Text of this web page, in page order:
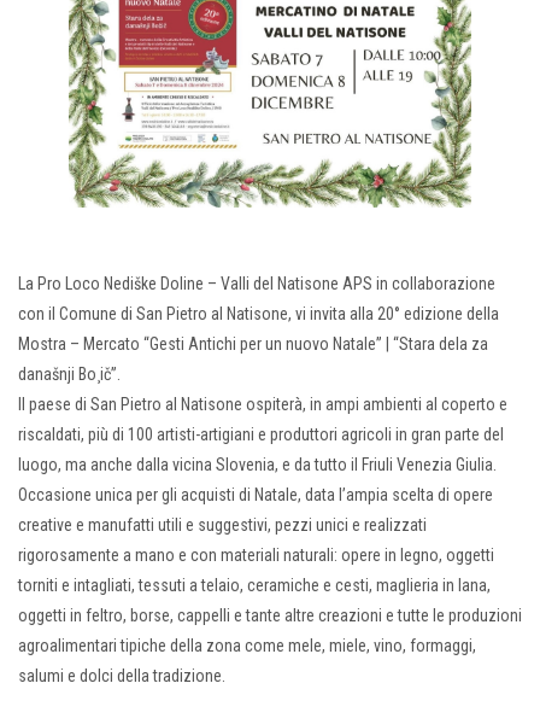
La Pro Loco Nediške Doline – Valli del Natisone APS in collaborazione
con il Comune di San Pietro al Natisone, vi invita alla 20° edizione della
Mostra – Mercato “Gesti Antichi per un nuovo Natale” | “Stara dela za
današnji Bo¸ič”.
Il paese di San Pietro al Natisone ospiterà, in ampi ambienti al coperto e
riscaldati, più di 100 artisti-artigiani e produttori agricoli in gran parte del
luogo, ma anche dalla vicina Slovenia, e da tutto il Friuli Venezia Giulia.
Occasione unica per gli acquisti di Natale, data l’ampia scelta di opere
creative e manufatti utili e suggestivi, pezzi unici e realizzati
rigorosamente a mano e con materiali naturali: opere in legno, oggetti
torniti e intagliati, tessuti a telaio, ceramiche e cesti, maglieria in lana,
oggetti in feltro, borse, cappelli e tante altre creazioni e tutte le produzioni
agroalimentari tipiche della zona come mele, miele, vino, formaggi,
salumi e dolci della tradizione.